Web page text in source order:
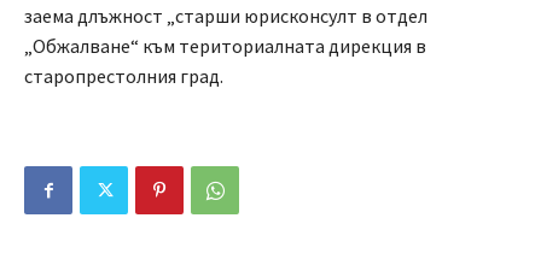
заема длъжност „старши юрисконсулт в отдел
„Обжалване“ към териториалната дирекция в
старопрестолния град.